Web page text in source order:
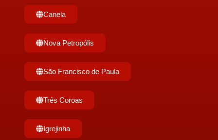
Canela
Nova Petropólis
São Francisco de Paula
Três Coroas
Igrejinha